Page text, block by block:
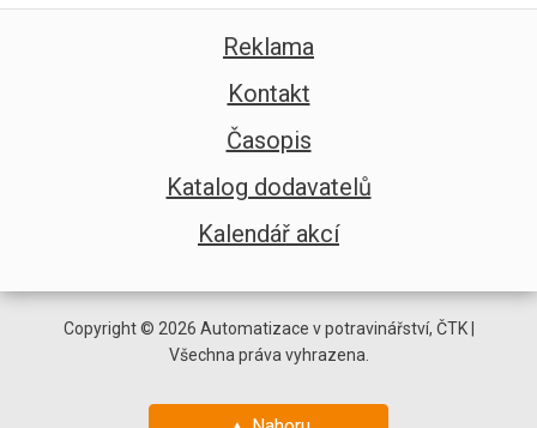
Reklama
Kontakt
Časopis
Katalog dodavatelů
Kalendář akcí
Copyright © 2026 Automatizace v potravinářství, ČTK |
Všechna práva vyhrazena.